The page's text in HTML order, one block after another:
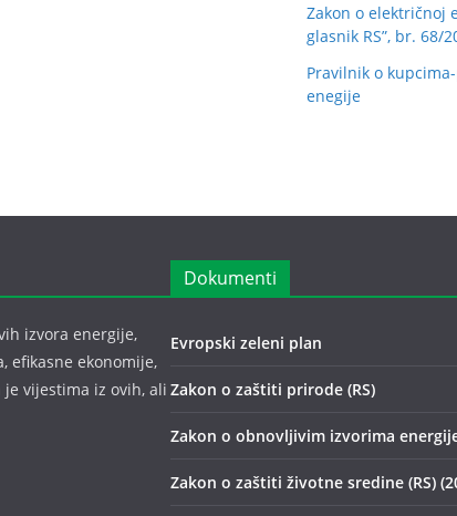
Zakon o električnoj
glasnik RS”, br. 68/
Pravilnik o
enegije
izvora energije,
efikasne ekonomije,
vijestima iz ovih, ali
Dokumenti
Evropski zeleni plan
Zakon o zaštiti prirode (RS)
Zakon o obnovljivim izvorima energije
Zakon o zaštiti životne sredine (RS)